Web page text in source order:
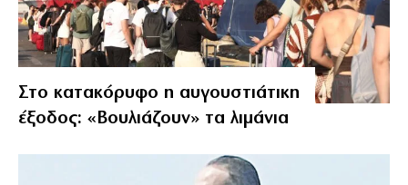
Στο κατακόρυφο η αυγουστιάτικη
έξοδος: «Βουλιάζουν» τα λιμάνια